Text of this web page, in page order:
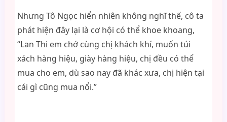
Nhưng Tô Ngọc hiển nhiên không nghĩ thế, cô ta
phát hiện đây lại là cơ hội có thể khoe khoang,
“Lan Thi em chớ cùng chị khách khí, muốn túi
xách hàng hiệu, giày hàng hiệu, chị đều có thể
mua cho em, dù sao nay đã khác xưa, chị hiện tại
cái gì cũng mua nổi.”